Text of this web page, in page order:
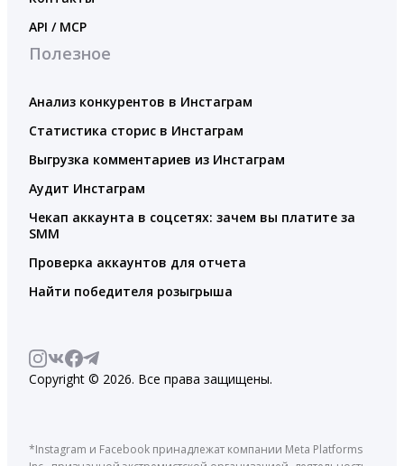
API / MCP
Полезное
Анализ конкурентов в Инстаграм
Статистика сторис в Инстаграм
Выгрузка комментариев из Инстаграм
Аудит Инстаграм
Чекап аккаунта в соцсетях: зачем вы платите за
SMM
Проверка аккаунтов для отчета
Найти победителя розыгрыша
Copyright © 2026. Все права защищены.
*Instagram и Facebook принадлежат компании Meta Platforms